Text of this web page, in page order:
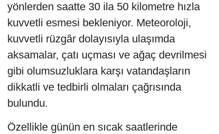
yönlerden saatte 30 ila 50 kilometre hızla
kuvvetli esmesi bekleniyor. Meteoroloji,
kuvvetli rüzgâr dolayısıyla ulaşımda
aksamalar, çatı uçması ve ağaç devrilmesi
gibi olumsuzluklara karşı vatandaşların
dikkatli ve tedbirli olmaları çağrısında
bulundu.
Özellikle günün en sıcak saatlerinde